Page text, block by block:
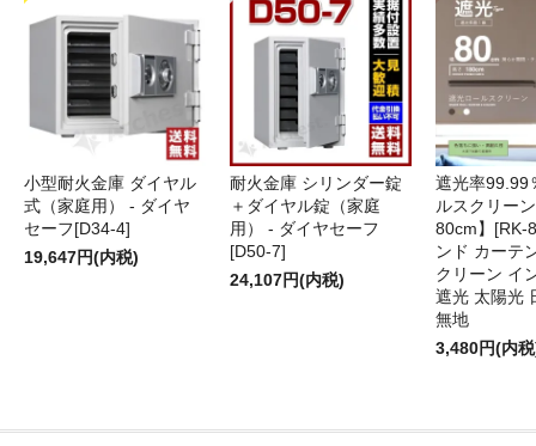
小型耐火金庫 ダイヤル
式（家庭用） - ダイヤ
セーフ[D34-4]
19,647円(内税)
耐火金庫 シリンダー錠
＋ダイヤル錠（家庭
用） - ダイヤセーフ
[D50-7]
24,107円(内税)
遮光率99.99
ルスクリー
80cm】[RK-
ンド カーテ
クリーン イ
遮光 太陽光
無地
3,480円(内